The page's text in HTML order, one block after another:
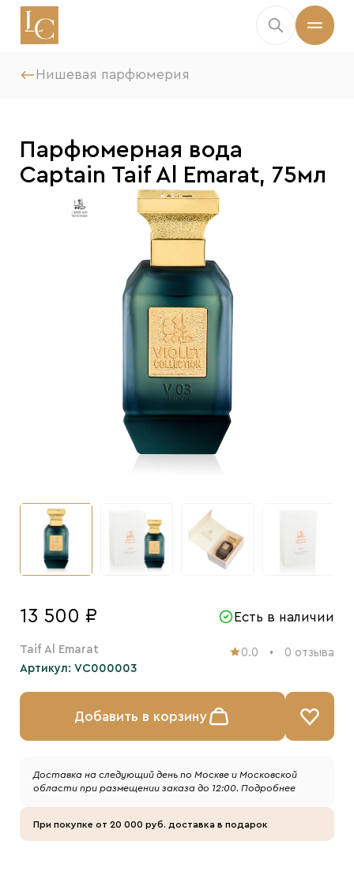
Нишевая парфюмерия
Парфюмерная вода
Captain Taif Al Emarat, 75мл
13 500 ₽ Есть в наличии
0.0 0 отзыва
Taif Al Emarat
Артикул: VC000003
Добавить в корзину
Доставка на следующий день по Москве и Московской
области при размещении заказа до 12:00.Подробнее
При покупке от 20 000 руб. доставка в подарок